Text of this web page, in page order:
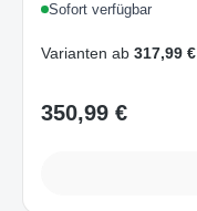
Sofort verfügbar
Varianten ab 317,99 €
Regulärer Preis:
350,99 €